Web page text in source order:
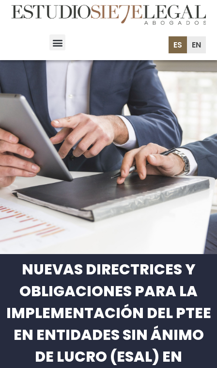
ES EN
NUEVAS DIRECTRICES Y
OBLIGACIONES PARA LA
IMPLEMENTACIÓN DEL PTEE
EN ENTIDADES SIN ÁNIMO
DE LUCRO (ESAL) EN